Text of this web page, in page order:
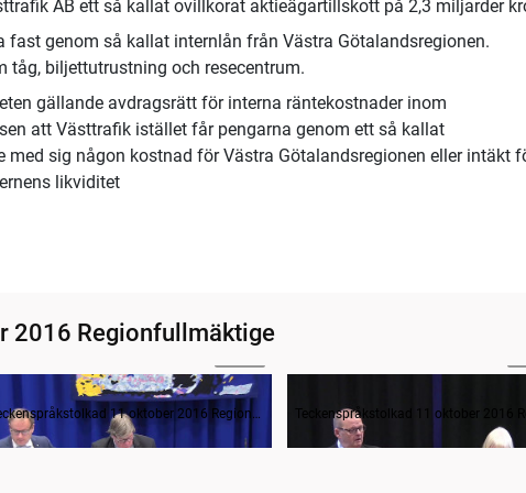
AB ett så kallat ovillkorat aktieägartillskott på 2,3 miljarder
genom så kallat internlån från Västra Götalandsregionen.
tåg, biljettutrustning och resecentrum.
gällande avdragsrätt för interna räntekostnader inom
att Västtrafik istället får pengarna genom ett så kallat
sig någon kostnad för Västra Götalandsregionen eller intäkt
likviditet
2016 Regionfullmäktige
Inledande formalia
Teckenspråkstolkad 11 oktober 2016 Regionfullmäktige